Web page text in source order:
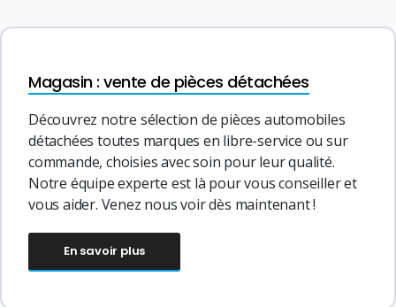
Magasin : vente de pièces détachées
Découvrez notre sélection de pièces automobiles
détachées toutes marques en libre-service ou sur
commande, choisies avec soin pour leur qualité.
Notre équipe experte est là pour vous conseiller et
vous aider. Venez nous voir dès maintenant !
En savoir plus